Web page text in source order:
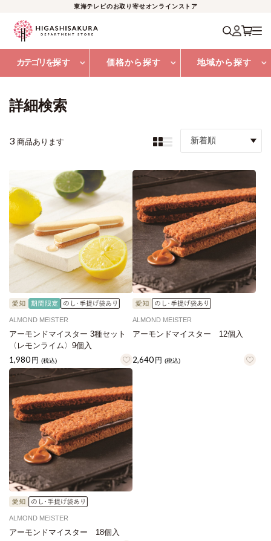
東海テレビのお取り寄せオンラインストア
カテゴリを探す 価格から探す 地域から探す
詳細検索
3 商品あります 新着順
ALMOND MEISTER
アーモンドマイスター 3種セット
〈レモンライム〉9個入
1,980 円 (税込)
ALMOND MEISTER
アーモンドマイスター 12個入
2,640 円 (税込)
ALMOND MEISTER
アーモンドマイスター 18個入